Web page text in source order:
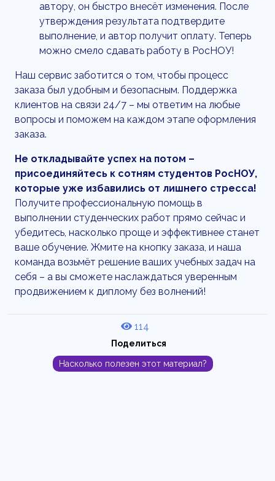
автору, он быстро внесёт изменения. После
утверждения результата подтвердите
выполнение, и автор получит оплату. Теперь
можно смело сдавать работу в РосНОУ!
Наш сервис заботится о том, чтобы процесс
заказа был удобным и безопасным. Поддержка
клиентов на связи 24/7 – мы ответим на любые
вопросы и поможем на каждом этапе оформления
заказа.
Не откладывайте успех на потом –
присоединяйтесь к сотням студентов РосНОУ,
которые уже избавились от лишнего стресса!
Получите профессиональную помощь в
выполнении студенческих работ прямо сейчас и
убедитесь, насколько проще и эффективнее станет
ваше обучение. Жмите на кнопку заказа, и наша
команда возьмёт решение ваших учебных задач на
себя – а вы сможете наслаждаться уверенным
продвижением к диплому без волнений!
114
Поделиться
Насколько полезен этот материал?